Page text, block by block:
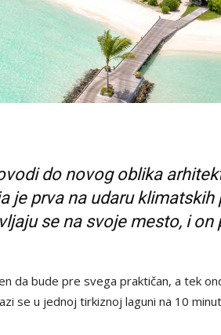
do novog oblika
je prva na udaru klimatskih
se na svoje mesto, i on
da bude pre svega praktičan, a tek
se u jednoj tirkiznoj laguni na 10